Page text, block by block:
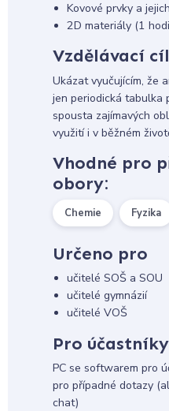
Kovové prvky a
2D materiály (1
Vzdělávací cíl
Ukázat vyučujícím, že
jen periodická tabulka
spousta zajímavých
využití i v běžném
Vhodné pro
obory:
Chemie Fyzika
Určeno pro
učitelé SOŠ a SOU
učitelé gymnázií
učitelé VOŠ
Pro účastníky
PC se softwarem pro
pro případné dotazy
chat)